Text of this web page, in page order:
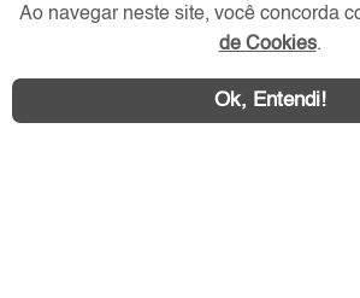
WhatsApp
Ao navegar neste site, você concorda
de Cookies.
Ok, Entendi!